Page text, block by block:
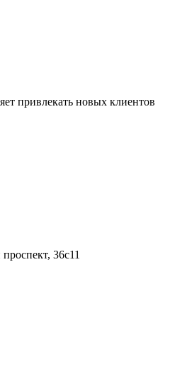
привлекать новых клиентов
36с11